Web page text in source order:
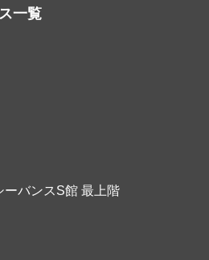
一覧
ーバンスS館 最上階